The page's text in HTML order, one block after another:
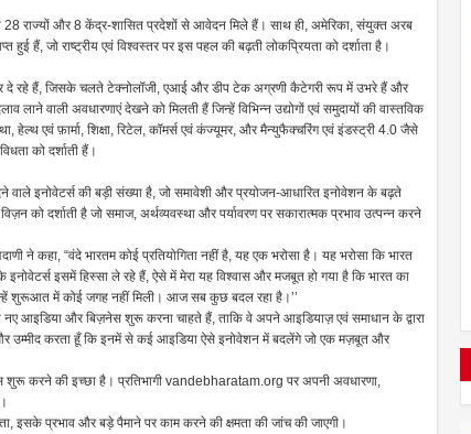
राज्यों और 8 केंद्र-शासित प्रदेशों से आवेदन मिले हैं। साथ ही, अमेरिका, संयुक्त अरब
हैं, जो राष्ट्रीय एवं विश्वस्तर पर इस पहल की बढ़ती लोकप्रियता को दर्शाता है।
दे रहे हैं, जिसके चलते टेक्नोलॉजी, एआई और डीप टेक अग्रणी कैटेगरी रूप में उभरे हैं और
वाली अवधारणाएं देखने को मिलती हैं जिन्हें विभिन्न उद्योगों एवं समुदायों की वास्तविक
हेल्थ एवं फ़ार्मा, शिक्षा, रिटेल, कॉमर्स एवं कंज्यूमर, और मैन्युफैक्चरिंग एवं इंडस्ट्री 4.0 जैसे
को दर्शाती हैं।
वाले इनोवेटर्स की बड़ी संख्या है, जो समावेशी और प्रयोजन-आधारित इनोवेशन के बढ़ते
को दर्शाती है जो समाज, अर्थव्यवस्था और पर्यावरण पर सकारात्मक प्रभाव उत्पन्न करने
ने कहा, “वंदे भारतम कोई प्रतियोगिता नहीं है, यह एक भरोसा है। यह भरोसा कि भारत
इसमें हिस्सा ले रहे हैं, ऐसे में मेरा यह विश्वास और मजबूत हो गया है कि भारत का
शुरूआत में कोई जगह नहीं मिली। आज सब कुछ बदल रहा है।’’
आइडिया और बिज़नेस शुरू करना चाहते हैं, ताकि वे अपने आइडियाज़ एवं समाधान के द्वारा
उम्मीद करता हूँ कि इनमें से कई आइडिया ऐसे इनोवेशन में बदलेंगे जो एक मज़बूत और
करने की इच्छा है। प्रतिभागी vandebharatam.org पर अपनी अवधारणा,
इसके प्रभाव और बड़े पैमाने पर काम करने की क्षमता की जांच की जाएगी।